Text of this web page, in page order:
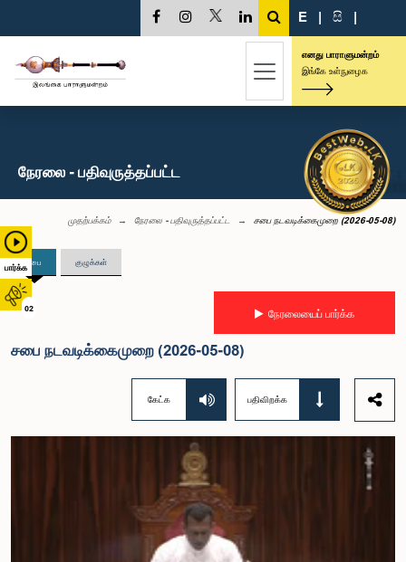
பார்க்க
02
E | සි |
எனது பாராளுமன்றம்
இங்கே உள்நுழைக
நேரலை - பதிவுருத்தப்பட்ட
முதற்பக்கம் நேரலை - பதிவுருத்தப்பட்ட சபை நடவடிக்கைமுறை (2026-05-08)
சபை குழுக்கள்
நேரலையைப் பார்க்க
சபை நடவடிக்கைமுறை (2026-05-08)
கேட்க பதிவிறக்க